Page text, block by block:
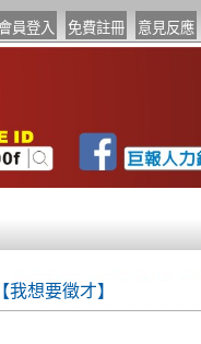
【我想要徵才】